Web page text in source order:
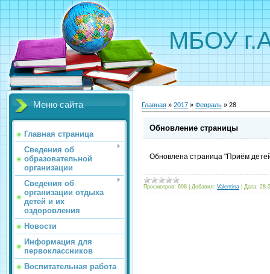
МБОУ
Меню сайта
Главная страница
Сведения об
образовательной
организации
Сведения об
организации отдыха
детей и их
оздоровления
Новости
Информация для
первоклассников
Воспитательная работа
Главная » 2017 » Февраль » 28
Обновление страницы
Обновлена страница "Приём
Просмотров: 698 Добавил: Valentina Дата: